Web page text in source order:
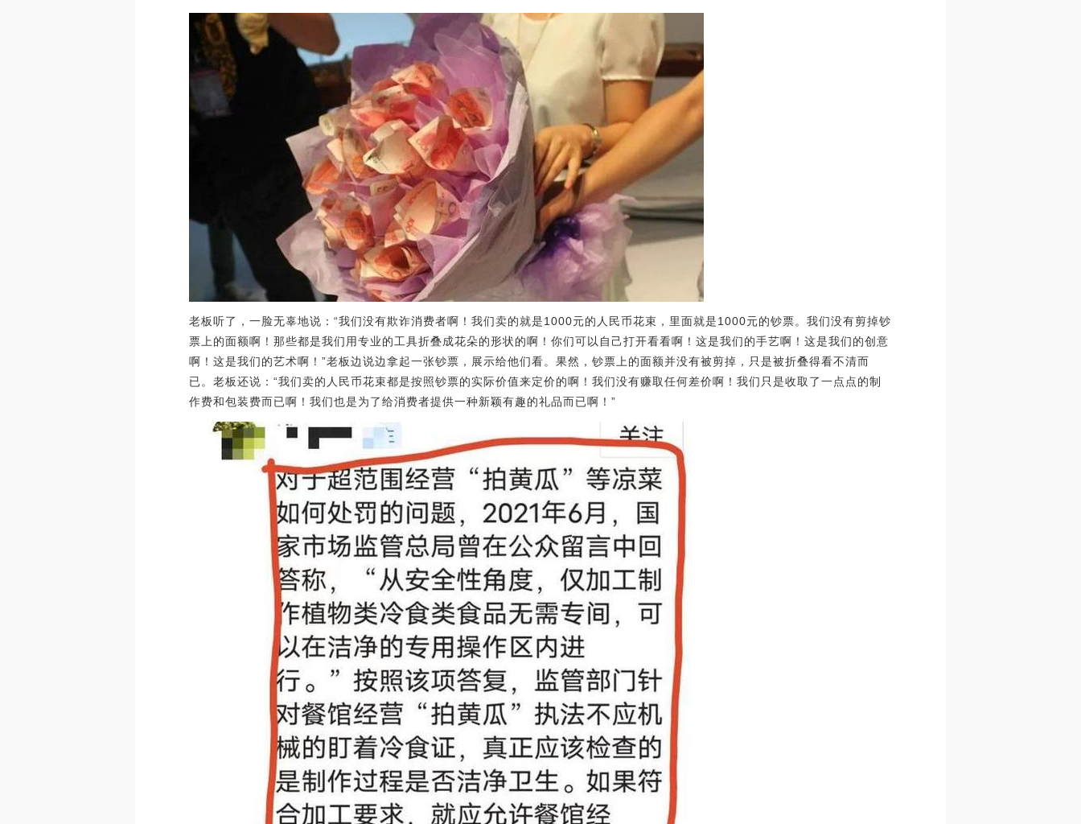
老板听了，一脸无辜地说：“我们没有欺诈消费者啊！我们卖的就是1000元的人民币花束，里面就是1000元的钞票。我们没有剪掉钞
票上的面额啊！那些都是我们用专业的工具折叠成花朵的形状的啊！你们可以自己打开看看啊！这是我们的手艺啊！这是我们的创意
啊！这是我们的艺术啊！”老板边说边拿起一张钞票，展示给他们看。果然，钞票上的面额并没有被剪掉，只是被折叠得看不清而
已。老板还说：“我们卖的人民币花束都是按照钞票的实际价值来定价的啊！我们没有赚取任何差价啊！我们只是收取了一点点的制
作费和包装费而已啊！我们也是为了给消费者提供一种新颖有趣的礼品而已啊！”